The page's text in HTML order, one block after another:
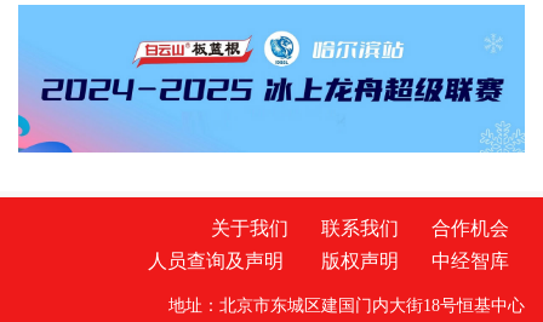
政协委员、人民监督员以及石家庄市第二中学
师生、家长代表等50余人应邀走进省检察院，
直观了解检察工作，共同交流未成年人保护举
措。省检察院党组成员、副检察长任国强参加
开放日活动，并主持座谈交流会。据介绍，近
关于我们 联系我们
合作机会
人员查询及声明
版权声明 中经智库
地址：北京市东城区建国门内大街18号恒基中心